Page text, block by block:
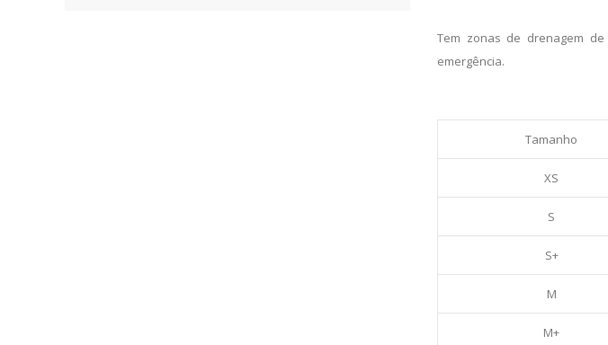
Tem zonas de drenagem
emergência.
Tamanho
XS
S
S+
M
M+